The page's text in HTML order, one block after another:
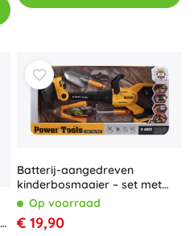
Batterij-aangedreven
kinderbosmaaier – set met
tuinschaar en schepje
Op voorraad
€ 19,90